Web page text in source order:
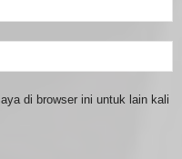
di browser ini untuk lain kali